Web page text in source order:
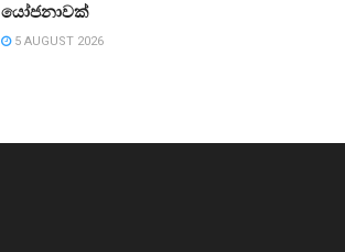
යෝජනාවක්
5 AUGUST 2026